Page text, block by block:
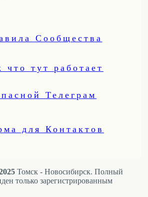
Сообщества
тут работает
Телеграм
для Контактов
Томск - Новосибирск. Полный
только зарегистрированным